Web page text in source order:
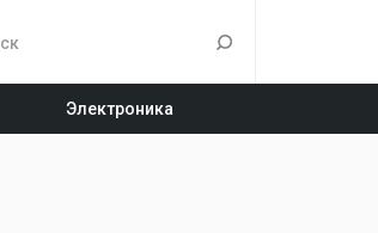
Электроника